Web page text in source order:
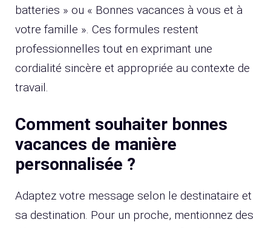
batteries » ou « Bonnes vacances à vous et à
votre famille ». Ces formules restent
professionnelles tout en exprimant une
cordialité sincère et appropriée au contexte de
travail.
Comment souhaiter bonnes
vacances de manière
personnalisée ?
Adaptez votre message selon le destinataire et
sa destination. Pour un proche, mentionnez des